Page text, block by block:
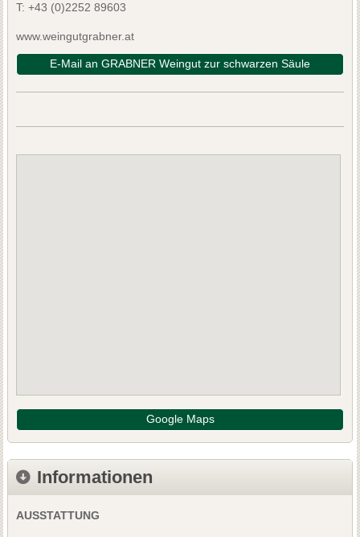
T: +43 (0)2252 89603
www.weingutgrabner.at
E-Mail an GRABNER Weingut zur schwarzen Säule
Google Maps
Informationen
AUSSTATTUNG